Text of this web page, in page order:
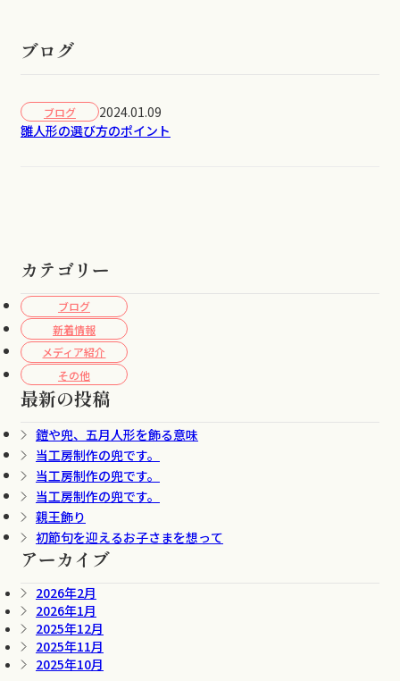
カテゴリー
ブログ
新着情報
メディア紹介
その他
最新の投稿
鎧や兜、五月人形を飾る意味
当工房制作の兜です。
当工房制作の兜です。
当工房制作の兜です。
親王飾り
初節句を迎えるお子さまを想って
アーカイブ
2026年2月
2026年1月
2025年12月
2025年11月
2025年10月
ブログ
ブログ
2024.01.09
雛人形の選び方のポイント